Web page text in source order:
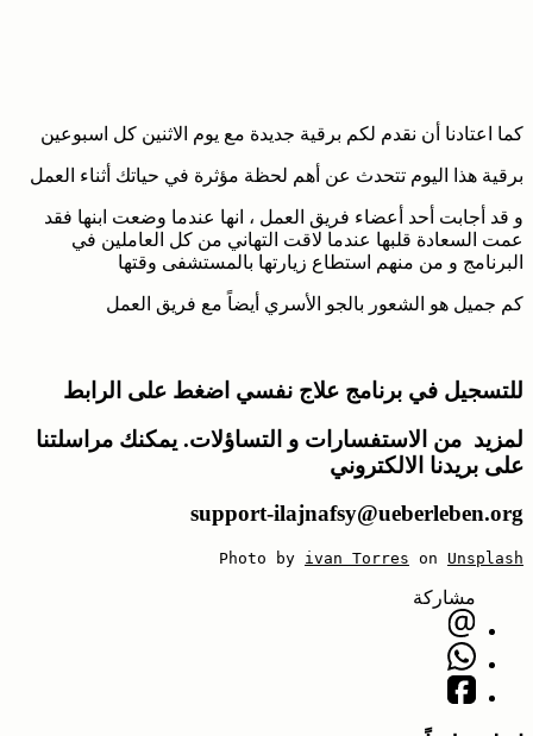
كما اعتادنا أن نقدم لكم برقية جديدة مع يوم الاثنين كل اسبوعين
برقية هذا اليوم تتحدث عن أهم لحظة مؤثرة في حياتك أثناء العمل
و قد أجابت أحد أعضاء فريق العمل ، انها عندما وضعت ابنها فقد
عمت السعادة قلبها عندما لاقت التهاني من كل العاملين في
البرنامج و من منهم استطاع زيارتها بالمستشفى وقتها
كم جميل هو الشعور بالجو الأسري أيضاً مع فريق العمل
للتسجيل في برنامج علاج نفسي اضغط على الرابط
لمزيد من الاستفسارات و التساؤلات. يمكنك مراسلتنا
على بريدنا الالكتروني
support-ilajnafsy@ueberleben.org
Photo by ivan Torres on Unsplash
مشاركة